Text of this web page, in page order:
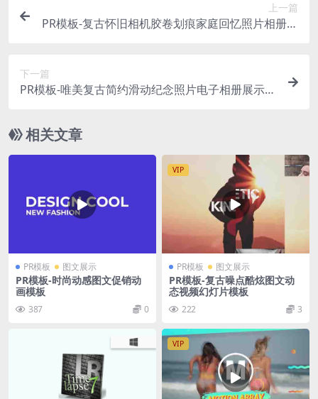
上一篇
PR模板-复古怀旧相机胶卷划痕家庭回忆照片相册展
下一篇
PR模板-唯美复古简约滑动纪念照片电子相册展示模
相关文章
PR模板 图文展示
PR模板-时尚动感图文促销动
画模板
387 0
VIP
PR模板 图文展示
PR模板-复古噪点酷炫图文动
态视频幻灯片模板
222 3
VIP